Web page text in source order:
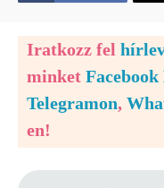
Iratkozz fel
minket Facebook
Telegramon,
en!